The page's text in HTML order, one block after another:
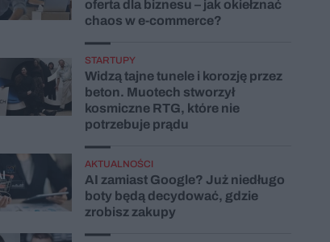
oferta dla biznesu – jak okiełznać
chaos w e-commerce?
STARTUPY
Widzą tajne tunele i korozję przez
beton. Muotech stworzył
kosmiczne RTG, które nie
potrzebuje prądu
AKTUALNOŚCI
AI zamiast Google? Już niedługo
boty będą decydować, gdzie
zrobisz zakupy